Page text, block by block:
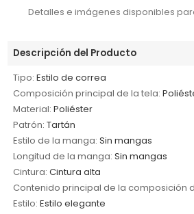
Detalles e imágenes disponibles
Descripción del Producto
Tipo: Estilo de correa
Composición principal de la tela:
Material: Poliéster
Patrón: Tartán
Estilo de la manga: Sin mangas
Longitud de la manga: Sin mangas
Cintura: Cintura alta
Contenido principal de la composición
Estilo: Estilo elegante